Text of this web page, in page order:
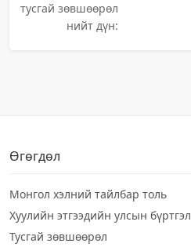
тусгай зөвшөөрөл
нийт дүн:
Өгөгдөл
Монгол хэлний тайлбар толь
Хуулийн этгээдийн улсын бүртгэл
Тусгай зөвшөөрөл